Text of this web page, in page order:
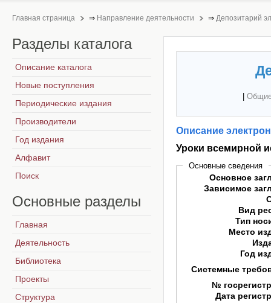
Главная страница ⇒ Направление деятельности ⇒ Депозитарий
Описание
Уроки всемирной
Основные сведения
Основное
Зависимое
Вид
Тип
Место
Год
Системные
№
Дата
Разделы каталога
Описание каталога
Новые поступления
Периодические издания
Производители
Год издания
Алфавит
Поиск
Основные разделы
Главная
Деятельность
Библиотека
Проекты
Структура